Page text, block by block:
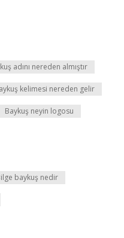
adını nereden almıştır
kelimesi nereden gelir
Baykuş neyin logosu
baykuş nedir